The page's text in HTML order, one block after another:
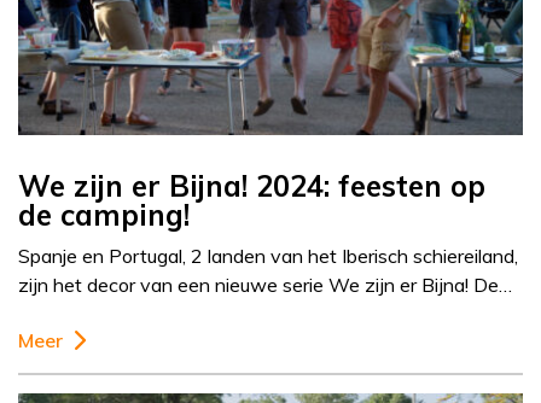
We zijn er Bijna! 2024: feesten op
de camping!
Spanje en Portugal, 2 landen van het Iberisch schiereiland,
zijn het decor van een nieuwe serie We zijn er Bijna! De…
Meer